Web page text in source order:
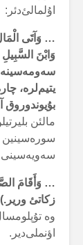
اۇلمالئ‌دئر:
… وَآتَى
وَابْنَ
سەومەسینە
یتیم‌لرە،
بۇیوندوروق
مالئن
سەویەسینی
… وَأَقَامَ
زکاتئ وریر.)
وە
اؤنملی‌دیر.